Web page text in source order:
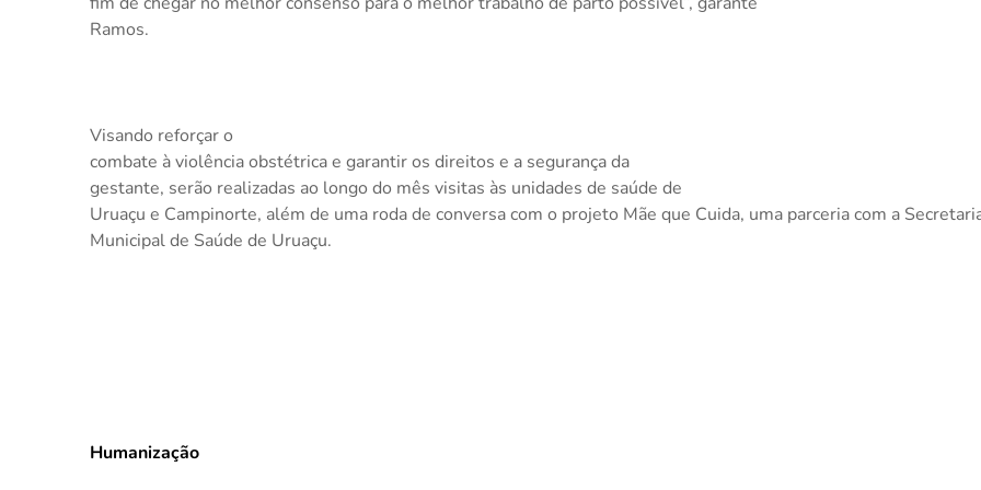
Ramos.
Visando reforçar o
combate à violência obstétrica e garantir os direitos e a segurança da
gestante, serão realizadas ao longo do mês visitas às unidades de saúde de
Uruaçu e Campinorte, além de uma roda de conversa com o projeto Mãe que Cuida, uma parceria com a
Municipal de Saúde de Uruaçu.
Humanização